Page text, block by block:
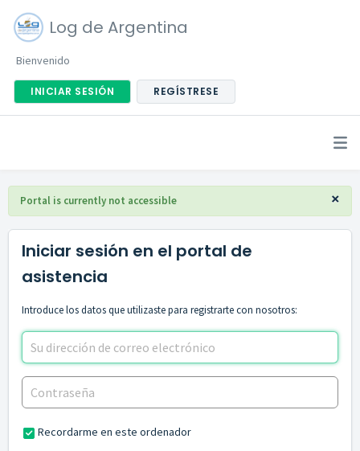
Log de Argentina
Bienvenido
INICIAR SESIÓN REGÍSTRESE
×
Portal is currently not accessible
Iniciar sesión en el portal de
asistencia
Introduce los datos que utilizaste para registrarte con nosotros:
Recordarme en este ordenador